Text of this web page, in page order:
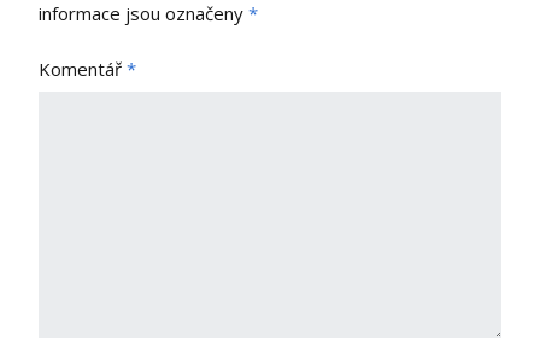
informace jsou označeny *
Komentář *